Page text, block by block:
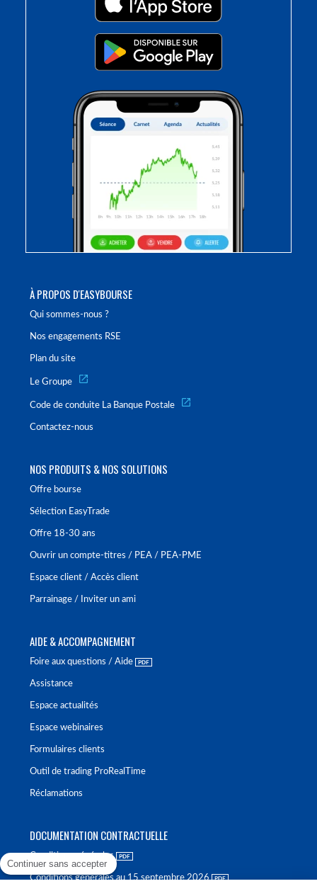
À PROPOS D'EASYBOURSE
Qui sommes-nous ?
Nos engagements RSE
Plan du site
Le Groupe
Code de conduite La Banque Postale
Contactez-nous
NOS PRODUITS & NOS SOLUTIONS
Offre bourse
Sélection EasyTrade
Offre 18-30 ans
Ouvrir un compte-titres / PEA / PEA-PME
Espace client / Accès client
Parrainage / Inviter un ami
AIDE & ACCOMPAGNEMENT
Foire aux questions / Aide
Assistance
Espace actualités
Espace webinaires
Formulaires clients
Outil de trading ProRealTime
Réclamations
DOCUMENTATION CONTRACTUELLE
Conditions générales
Conditions générales au 15 septembre 2026
Continuer sans accepter